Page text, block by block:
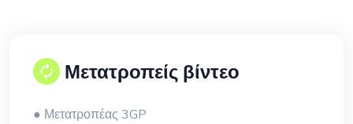
Μετατροπείς βίντεο
● Μετατροπέας 3GP